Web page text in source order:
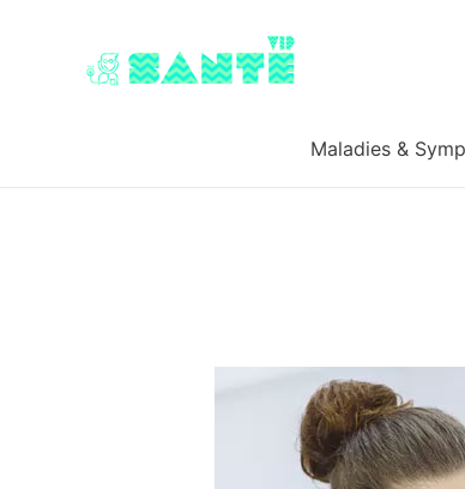
Maladies &